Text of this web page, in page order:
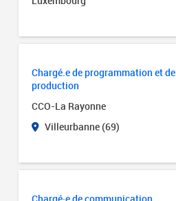
Chargé.e de programmation et de
production
CCO-La Rayonne
Villeurbanne (69)